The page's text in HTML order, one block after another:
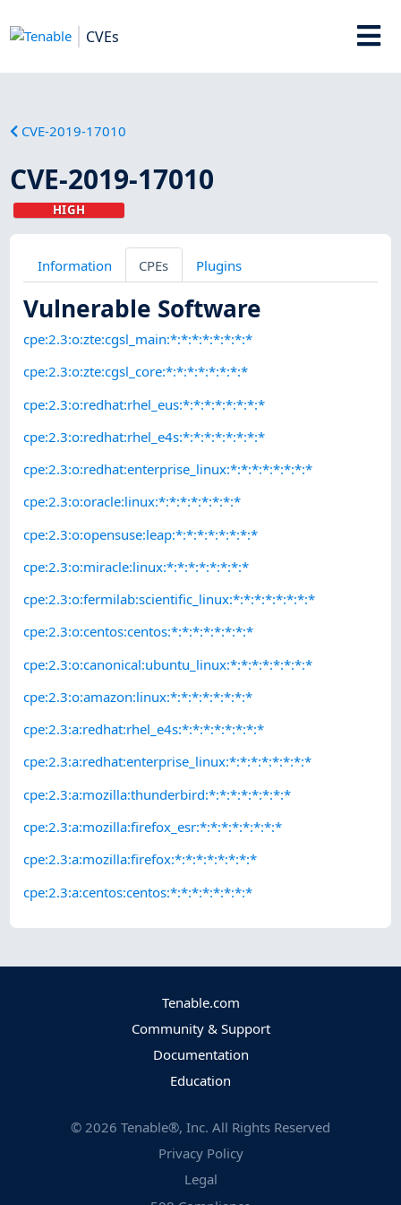
CVEs
CVE-2019-17010
CVE-2019-17010
HIGH
Information CPEs Plugins
Vulnerable Software
cpe:2.3:o:zte:cgsl_main:*:*:*:*:*:*:*:*
cpe:2.3:o:zte:cgsl_core:*:*:*:*:*:*:*:*
cpe:2.3:o:redhat:rhel_eus:*:*:*:*:*:*:*:*
cpe:2.3:o:redhat:rhel_e4s:*:*:*:*:*:*:*:*
cpe:2.3:o:redhat:enterprise_linux:*:*:*:*:*:*:*:*
cpe:2.3:o:oracle:linux:*:*:*:*:*:*:*:*
cpe:2.3:o:opensuse:leap:*:*:*:*:*:*:*:*
cpe:2.3:o:miracle:linux:*:*:*:*:*:*:*:*
cpe:2.3:o:fermilab:scientific_linux:*:*:*:*:*:*:*:*
cpe:2.3:o:centos:centos:*:*:*:*:*:*:*:*
cpe:2.3:o:canonical:ubuntu_linux:*:*:*:*:*:*:*:*
cpe:2.3:o:amazon:linux:*:*:*:*:*:*:*:*
cpe:2.3:a:redhat:rhel_e4s:*:*:*:*:*:*:*:*
cpe:2.3:a:redhat:enterprise_linux:*:*:*:*:*:*:*:*
cpe:2.3:a:mozilla:thunderbird:*:*:*:*:*:*:*:*
cpe:2.3:a:mozilla:firefox_esr:*:*:*:*:*:*:*:*
cpe:2.3:a:mozilla:firefox:*:*:*:*:*:*:*:*
cpe:2.3:a:centos:centos:*:*:*:*:*:*:*:*
Tenable.com
Community & Support
Documentation
Education
© 2026 Tenable®, Inc. All Rights Reserved
Privacy Policy
Legal